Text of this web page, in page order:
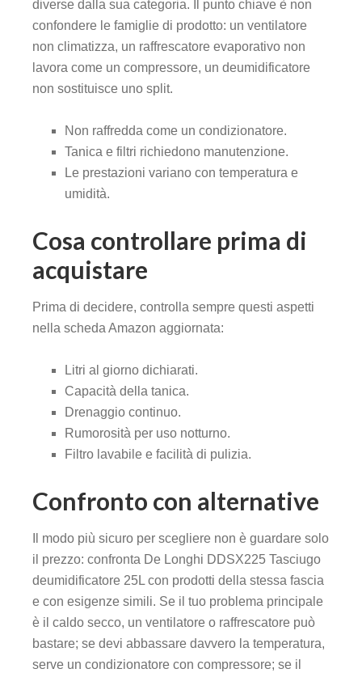
diverse dalla sua categoria. Il punto chiave è non
confondere le famiglie di prodotto: un ventilatore
non climatizza, un raffrescatore evaporativo non
lavora come un compressore, un deumidificatore
non sostituisce uno split.
Non raffredda come un condizionatore.
Tanica e filtri richiedono manutenzione.
Le prestazioni variano con temperatura e
umidità.
Cosa controllare prima di
acquistare
Prima di decidere, controlla sempre questi aspetti
nella scheda Amazon aggiornata:
Litri al giorno dichiarati.
Capacità della tanica.
Drenaggio continuo.
Rumorosità per uso notturno.
Filtro lavabile e facilità di pulizia.
Confronto con alternative
Il modo più sicuro per scegliere non è guardare solo
il prezzo: confronta De Longhi DDSX225 Tasciugo
deumidificatore 25L con prodotti della stessa fascia
e con esigenze simili. Se il tuo problema principale
è il caldo secco, un ventilatore o raffrescatore può
bastare; se devi abbassare davvero la temperatura,
serve un condizionatore con compressore; se il